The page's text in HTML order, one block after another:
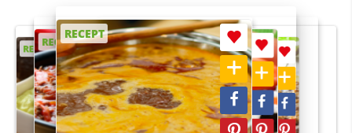
RECEPT
RECEPT
RECEPT
RECEPT
RECEPT